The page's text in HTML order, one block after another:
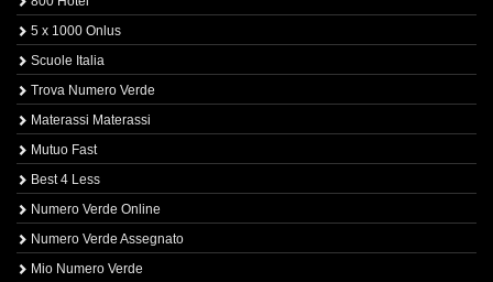
5 x 1000 Onlus
Scuole Italia
Trova Numero Verde
Materassi Materassi
Mutuo Fast
Best 4 Less
Numero Verde Online
Numero Verde Assegnato
Mio Numero Verde